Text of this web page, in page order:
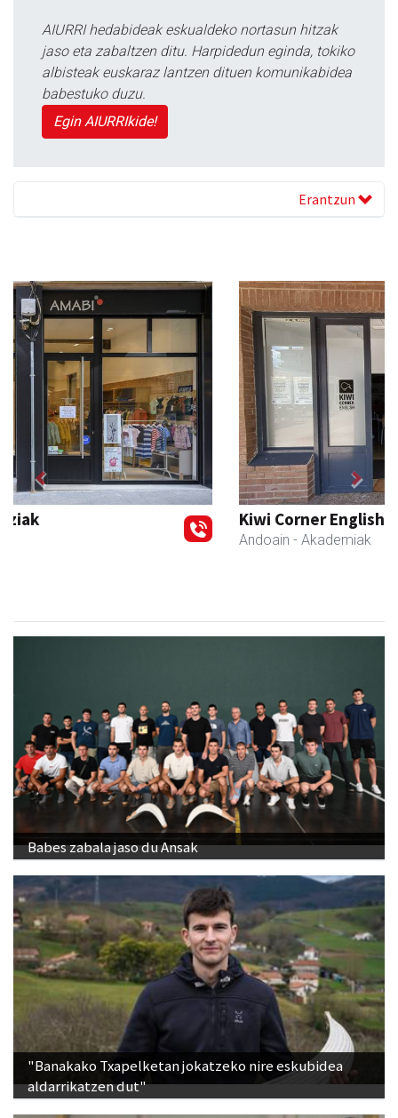
AIURRI hedabideak eskualdeko nortasun hitzak
jaso eta zabaltzen ditu. Harpidedun eginda, tokiko
albisteak euskaraz lantzen dituen komunikabidea
babestuko duzu.
Egin AIURRIkide!
Erantzun
Kiwi Corner English
Previous Next
Babes zabala jaso du Ansak
"Banakako Txapelketan jokatzeko nire eskubidea
aldarrikatzen dut"